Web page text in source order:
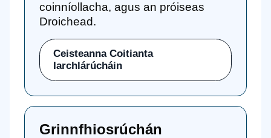
coinníollacha, agus an próiseas
Droichead.
Ceisteanna Coitianta
Iarchlárúcháin
Grinnfhiosrúchán